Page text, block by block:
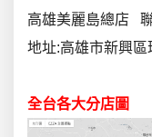
高雄美麗島總店
地址:高雄市新興區
全台各大分店圖